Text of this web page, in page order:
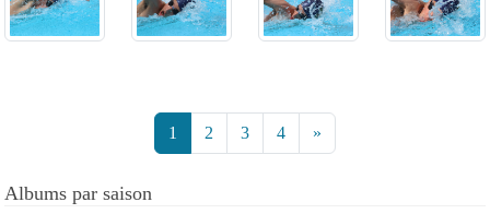
1 2 3 4 »
Albums par saison